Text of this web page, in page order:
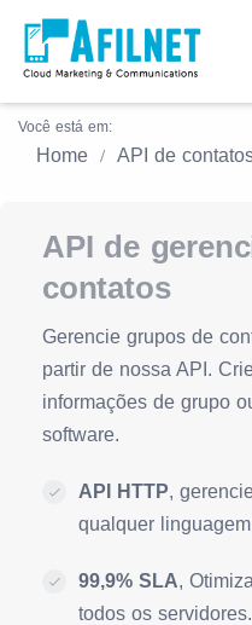
Você está em:
Home API de
API de
contatos
Gerencie grupos de
partir de nossa API.
informações de grupo
software.
API HTTP,
qualquer
99,9% SLA,
todos os servidores.